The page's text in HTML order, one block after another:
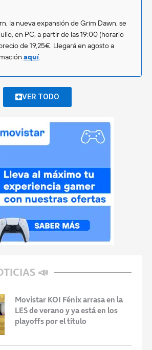
la nueva expansión de Grim Dawn, se
en PC, a partir de las 19:00 (horario
de 19,25€. Llegará en agosto a
aquí.
VER TODO
📣
Movistar KOI Fénix arrasa en la
LES de verano y ya está en los
playoffs por el título